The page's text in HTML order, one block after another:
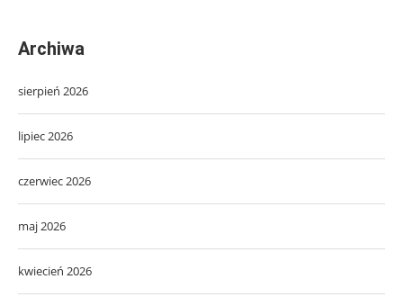
Archiwa
sierpień 2026
lipiec 2026
czerwiec 2026
maj 2026
kwiecień 2026